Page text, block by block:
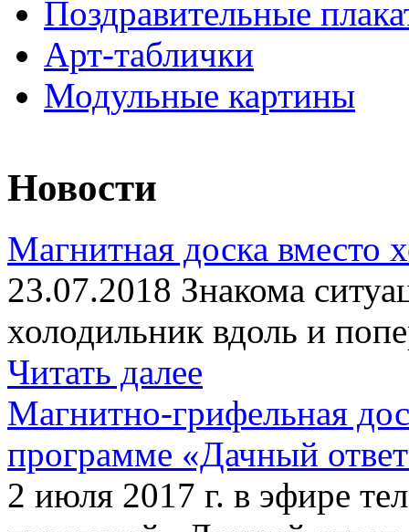
Поздравительные
Арт-таблички
Модульные картины
Новости
Магнитная доска вместо
23.07.2018 Знакома
холодильник вдоль и
Читать далее
Магнитно-грифельная
программе «Дачный
2 июля 2017 г. в эфире